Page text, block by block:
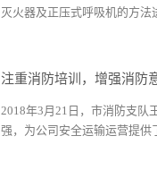
灭火器及正压式呼吸机的方法
注重消防培训，增强消防
2018年3月21日，市消防支队
强，为公司安全运输运营提供